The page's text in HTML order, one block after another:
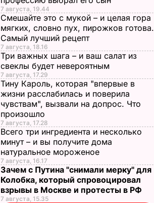
7 августа, 19.44
Смешайте это с мукой – и целая гора
мягких, словно пух, пирожков готова.
Самый лучший рецепт
7 августа, 18.16
Три важных шага – и ваш салат из
свеклы будет невероятным
7 августа, 17.29
Тину Кароль, которая "впервые в
жизни расслабилась и поверила
чувствам", вызвали на допрос. Что
произошло
7 августа, 17.28
Всего три ингредиента и несколько
минут – и вы получите дома
натуральное мороженое
7 августа, 16.17
Зачем с Путина "снимали мерку" для
Колобка, который спровоцировал
взрывы в Москве и протесты в РФ
7 августа, 15.35